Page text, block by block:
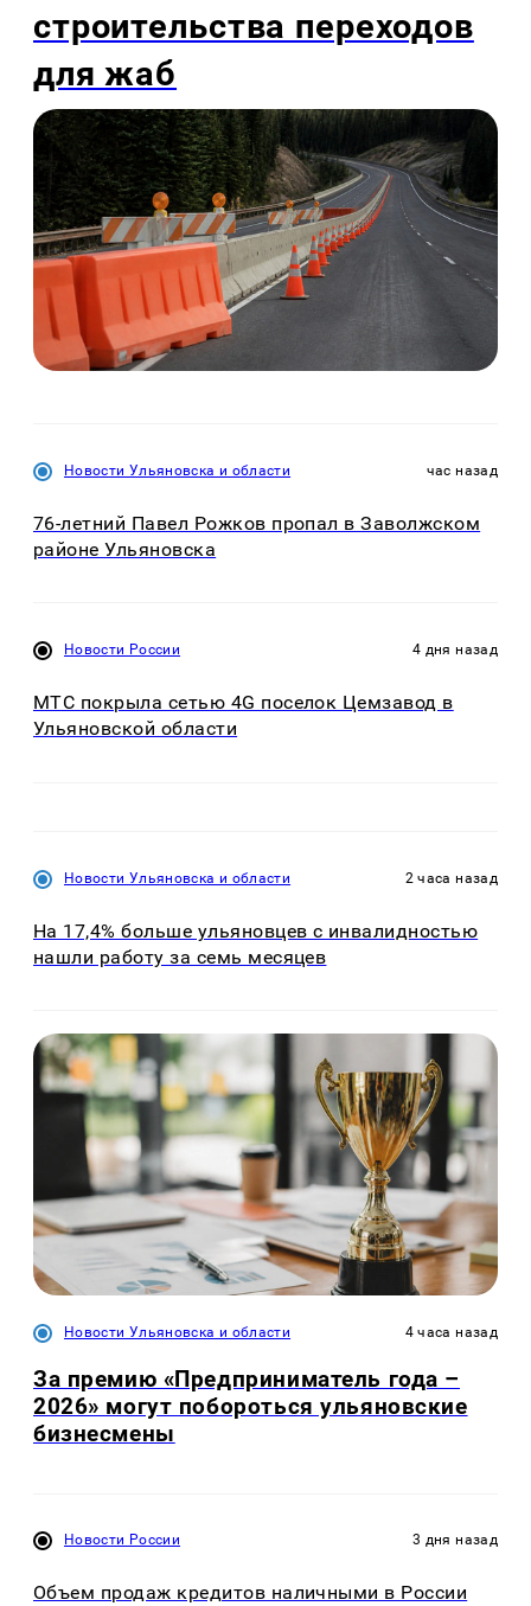
строительства переходов
для жаб
Новости Ульяновска и области час назад
76-летний Павел Рожков пропал в Заволжском
районе Ульяновска
Новости России 4 дня назад
МТС покрыла сетью 4G поселок Цемзавод в
Ульяновской области
Новости Ульяновска и области 2 часа назад
На 17,4% больше ульяновцев с инвалидностью
нашли работу за семь месяцев
Новости Ульяновска и области 4 часа назад
За премию «Предприниматель года –
2026» могут побороться ульяновские
бизнесмены
Новости России 3 дня назад
Объем продаж кредитов наличными в России